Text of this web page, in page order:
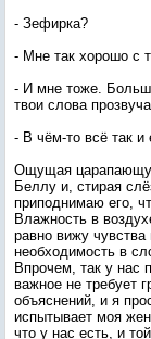
- Зефирка?
- Мне так хорошо с
- И мне тоже.
твои слова
- В чём-то всё так и
Ощущая
Беллу и, стирая
приподнимаю его,
Влажность в
равно вижу
необходимость в
Впрочем, так у нас
важное не требует
объяснений, и я
испытывает моя
что у нас есть, и